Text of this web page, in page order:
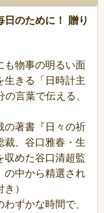
日のために！ 贈り
も物事の明るい面
生きる「日時計主
言葉で伝える、
の著書『日々の祈
裁、谷口雅春・生
収めた谷口清超監
の中から精選され
）
ずかな時間で、